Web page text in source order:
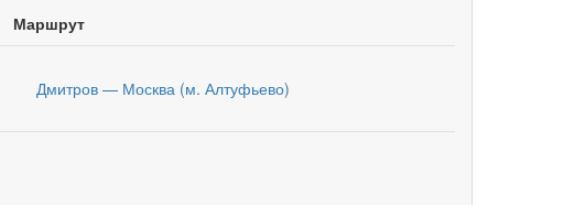
Маршрут
Дмитров — Москва (м. Алтуфьево)